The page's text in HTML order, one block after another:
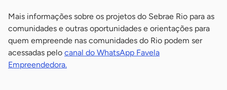
Mais informações sobre os projetos do Sebrae Rio para as
comunidades e outras oportunidades e orientações para
quem empreende nas comunidades do Rio podem ser
acessadas pelo canal do WhatsApp Favela
Empreendedora.